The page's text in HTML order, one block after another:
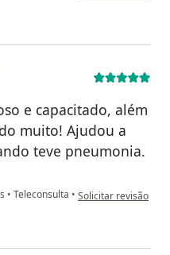
e capacitado, além
muito! Ajudou a
teve pneumonia.
• Teleconsulta • na opinião do
Solicitar revisão